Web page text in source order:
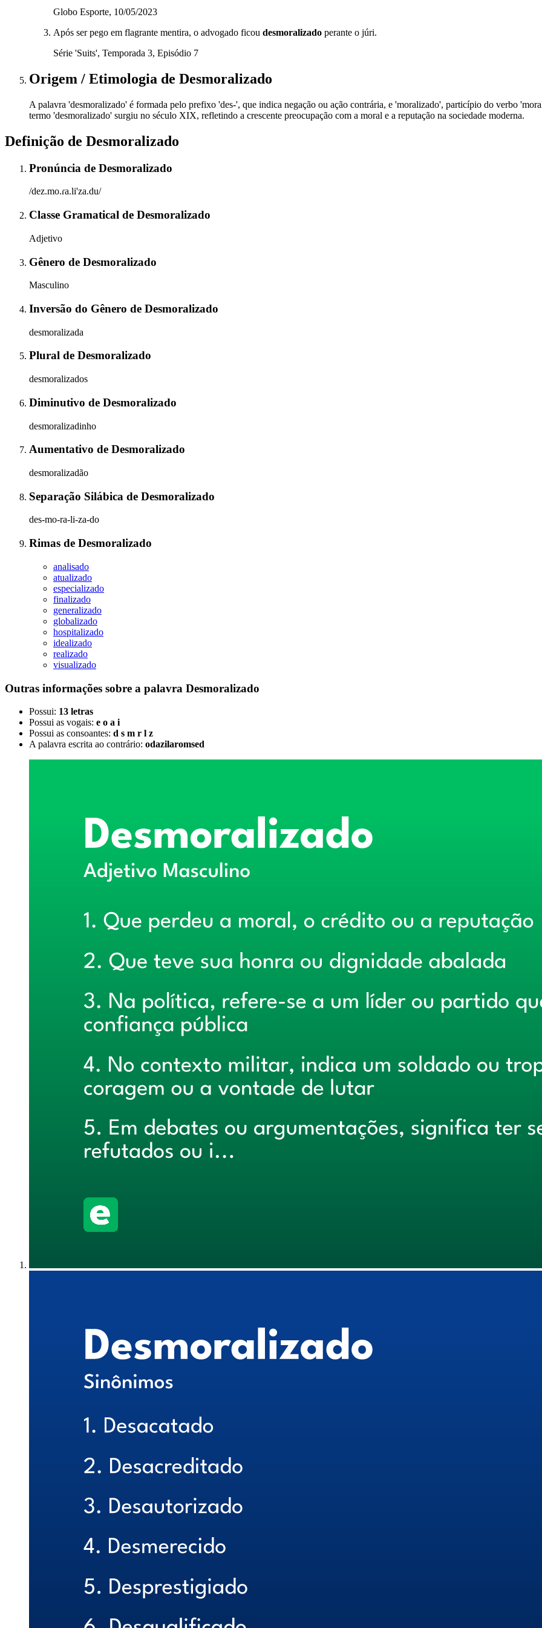
Globo Esporte, 10/05/2023
Após ser pego em flagrante mentira, o advogado ficou desmoralizado perante o júri.
Série 'Suits', Temporada 3, Episódio 7
Origem / Etimologia de Desmoralizado
A palavra 'desmoralizado' é formada pelo prefixo 'des-', que indica negação ou ação contrária, e 'moralizado', particípio do verbo
termo 'desmoralizado' surgiu no século XIX, refletindo a crescente preocupação com a moral e a reputação na sociedade moderna.
Definição de Desmoralizado
Pronúncia de Desmoralizado
/dez.mo.ɾa.li'za.du/
Classe Gramatical de Desmoralizado
Adjetivo
Gênero de Desmoralizado
Masculino
Inversão do Gênero de Desmoralizado
desmoralizada
Plural de Desmoralizado
desmoralizados
Diminutivo de Desmoralizado
desmoralizadinho
Aumentativo de Desmoralizado
desmoralizadão
Separação Silábica de Desmoralizado
des-mo-ra-li-za-do
Rimas de Desmoralizado
analisado
atualizado
especializado
finalizado
generalizado
globalizado
hospitalizado
idealizado
realizado
visualizado
Outras informações sobre a palavra Desmoralizado
Possui: 13 letras
Possui as vogais: e o a i
Possui as consoantes: d s m r l z
A palavra escrita ao contrário: odazilaromsed